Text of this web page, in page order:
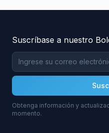
Suscríbase a nuestro
Obtenga información y
momento.